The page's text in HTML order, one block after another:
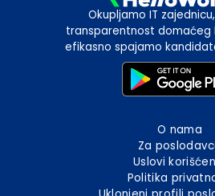
Okupljamo IT
transparentnost domaćeg
efikasno spajamo
O nama
Za
Uslovi
Politika